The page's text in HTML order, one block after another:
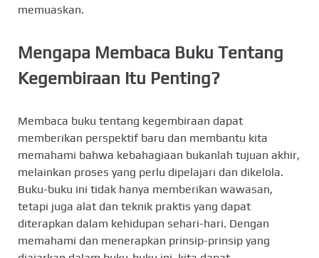
memuaskan.
Mengapa Membaca Buku Tentang
Kegembiraan Itu Penting?
Membaca buku tentang kegembiraan dapat
memberikan perspektif baru dan membantu kita
memahami bahwa kebahagiaan bukanlah tujuan akhir,
melainkan proses yang perlu dipelajari dan dikelola.
Buku-buku ini tidak hanya memberikan wawasan,
tetapi juga alat dan teknik praktis yang dapat
diterapkan dalam kehidupan sehari-hari. Dengan
memahami dan menerapkan prinsip-prinsip yang